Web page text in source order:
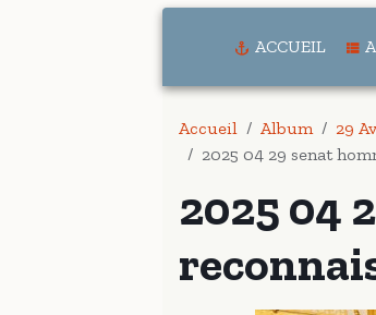
ACCUEIL
Accueil Album
29
2025 04 29 senat
2025 04